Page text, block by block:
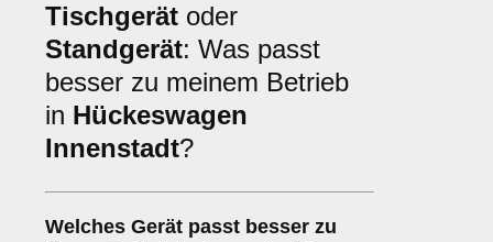
Tischgerät oder
Standgerät: Was passt
besser zu meinem Betrieb
in Hückeswagen
Innenstadt?
Welches Gerät passt besser zu